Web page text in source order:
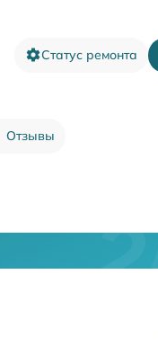
Статус ремонта
Отзывы